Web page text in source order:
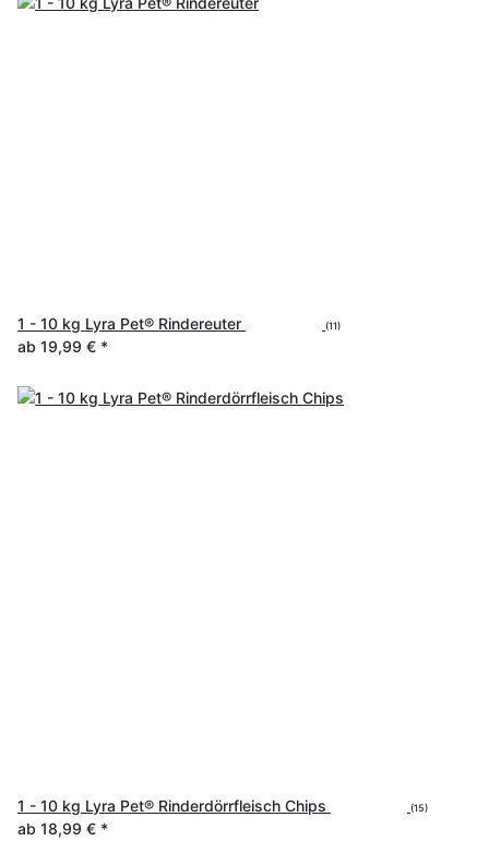
1 - 10 kg Lyra Pet® Rindereuter (11)
ab 19,99 € *
1 - 10 kg Lyra Pet® Rinderdörrfleisch Chips (15)
ab 18,99 € *